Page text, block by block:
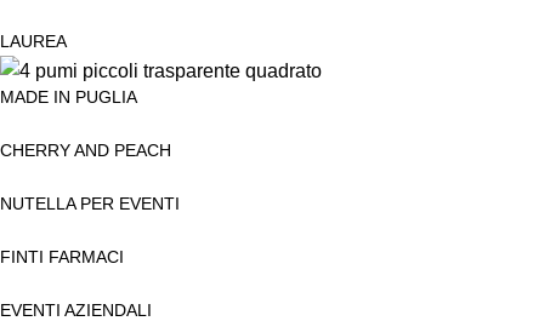
LAUREA
MADE IN PUGLIA
CHERRY AND PEACH
NUTELLA PER EVENTI
FINTI FARMACI
EVENTI AZIENDALI